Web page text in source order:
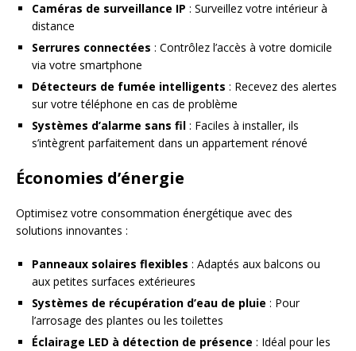
Caméras de surveillance IP : Surveillez votre intérieur à
distance
Serrures connectées : Contrôlez l’accès à votre domicile
via votre smartphone
Détecteurs de fumée intelligents : Recevez des alertes
sur votre téléphone en cas de problème
Systèmes d’alarme sans fil : Faciles à installer, ils
s’intègrent parfaitement dans un appartement rénové
Économies d’énergie
Optimisez votre consommation énergétique avec des
solutions innovantes :
Panneaux solaires flexibles : Adaptés aux balcons ou
aux petites surfaces extérieures
Systèmes de récupération d’eau de pluie : Pour
l’arrosage des plantes ou les toilettes
Éclairage LED à détection de présence : Idéal pour les